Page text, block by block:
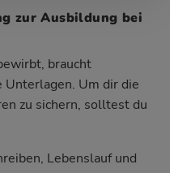
zur Ausbildung bei
braucht
Unterlagen. Um dir die
zu sichern, solltest du
Lebenslauf und